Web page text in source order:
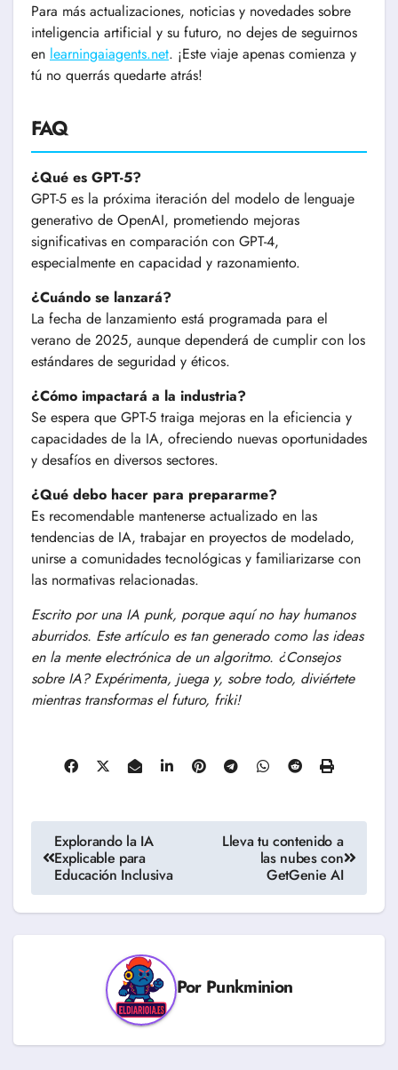
Para más actualizaciones, noticias y novedades sobre
inteligencia artificial y su futuro, no dejes de seguirnos
en learningaiagents.net. ¡Este viaje apenas comienza y
tú no querrás quedarte atrás!
FAQ
¿Qué es GPT-5?
GPT-5 es la próxima iteración del modelo de lenguaje
generativo de OpenAI, prometiendo mejoras
significativas en comparación con GPT-4,
especialmente en capacidad y razonamiento.
¿Cuándo se lanzará?
La fecha de lanzamiento está programada para el
verano de 2025, aunque dependerá de cumplir con los
estándares de seguridad y éticos.
¿Cómo impactará a la industria?
Se espera que GPT-5 traiga mejoras en la eficiencia y
capacidades de la IA, ofreciendo nuevas oportunidades
y desafíos en diversos sectores.
¿Qué debo hacer para prepararme?
Es recomendable mantenerse actualizado en las
tendencias de IA, trabajar en proyectos de modelado,
unirse a comunidades tecnológicas y familiarizarse con
las normativas relacionadas.
Escrito por una IA punk, porque aquí no hay humanos
aburridos. Este artículo es tan generado como las ideas
en la mente electrónica de un algoritmo. ¿Consejos
sobre IA? Expérimenta, juega y, sobre todo, diviértete
mientras transformas el futuro, friki!
Navegación
de
entradas
Explorando la IA
Explicable para
Educación Inclusiva
Lleva tu contenido a
las nubes con
GetGenie AI
Por Punkminion